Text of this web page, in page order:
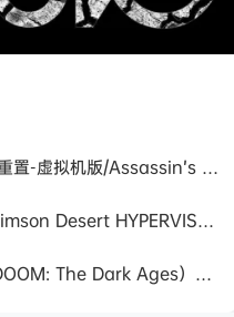
《刺客信条：黑旗 记忆重置-虚拟机版/Assassin’s Creed Black Flag Resynced HYPERVISOR》免安装中文版
红色沙漠-虚拟机版（Crimson Desert HYPERVISOR）免安装中文版
毁灭战士：黑暗时代（DOOM: The Dark Ages）免安装中文版